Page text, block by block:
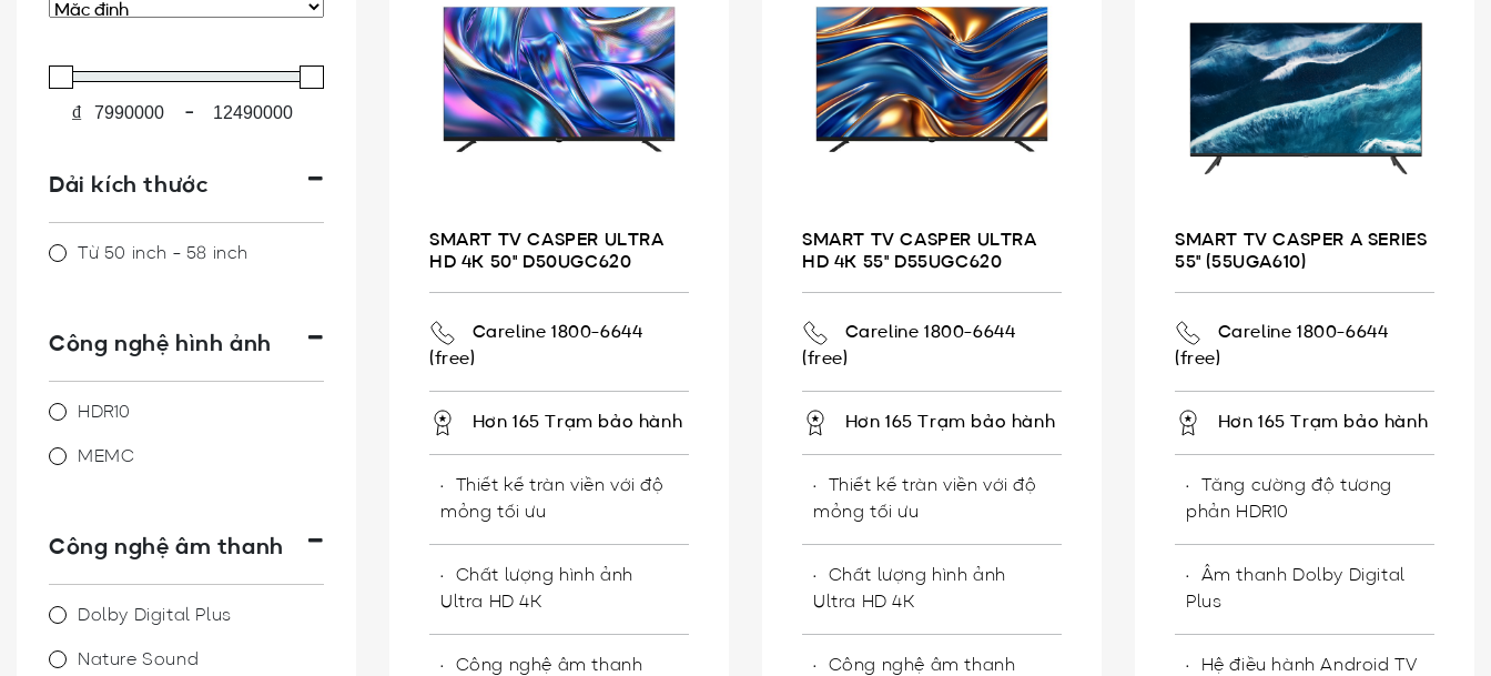
₫ -
Dải kích thước
Từ 50 inch - 58 inch
Công nghệ hình ảnh
HDR10
MEMC
Công nghệ âm thanh
Dolby Digital Plus
Nature Sound
SMART TV CASPER ULTRA
HD 4K 50" D50UGC620
Careline 1800-6644
(free)
Hơn 165 Trạm bảo hành
Thiết kế tràn viền với độ
mỏng tối ưu
Chất lượng hình ảnh
Ultra HD 4K
Công nghệ âm thanh
SMART TV CASPER ULTRA
HD 4K 55" D55UGC620
Careline 1800-6644
(free)
Hơn 165 Trạm bảo hành
Thiết kế tràn viền với độ
mỏng tối ưu
Chất lượng hình ảnh
Ultra HD 4K
Công nghệ âm thanh
SMART TV CASPER A SERIES
55" (55UGA610)
Careline 1800-6644
(free)
Hơn 165 Trạm bảo hành
Tăng cường độ tương
phản HDR10
Âm thanh Dolby Digital
Plus
Hệ điều hành Android TV